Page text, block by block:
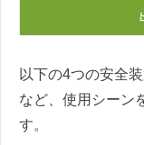
以下の4つの安全
など、使用シーン
す。